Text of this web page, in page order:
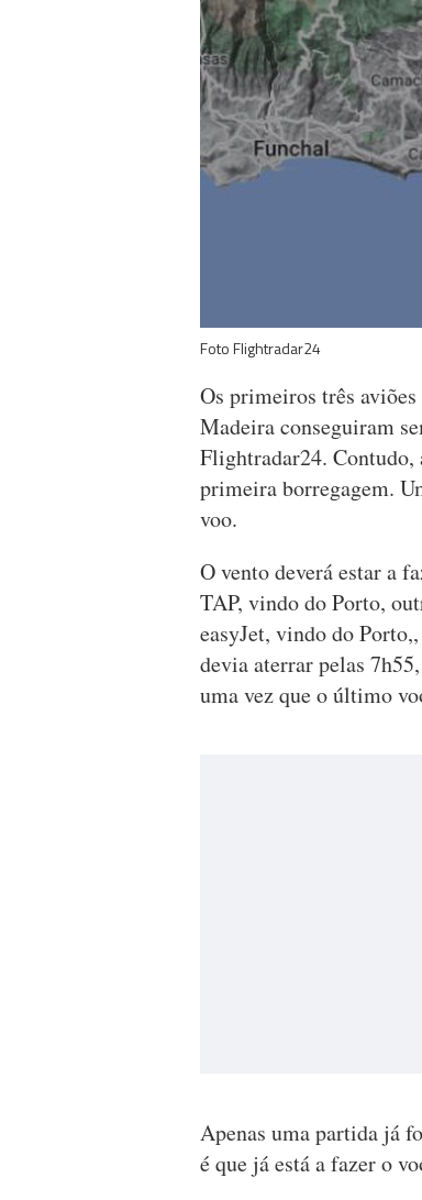
Foto Flightradar24
Os primeiros três
Madeira conseguiram
Flightradar24. Contudo,
primeira borregagem.
voo.
O vento deverá estar a
TAP, vindo do Porto,
easyJet, vindo do
devia aterrar pelas
uma vez que o último
Apenas uma partida já
é que já está a fazer o